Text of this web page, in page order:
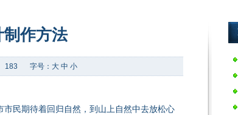
作方法
183 字号： 大 中 小
民期待着回归自然，到山上自然中去放松心